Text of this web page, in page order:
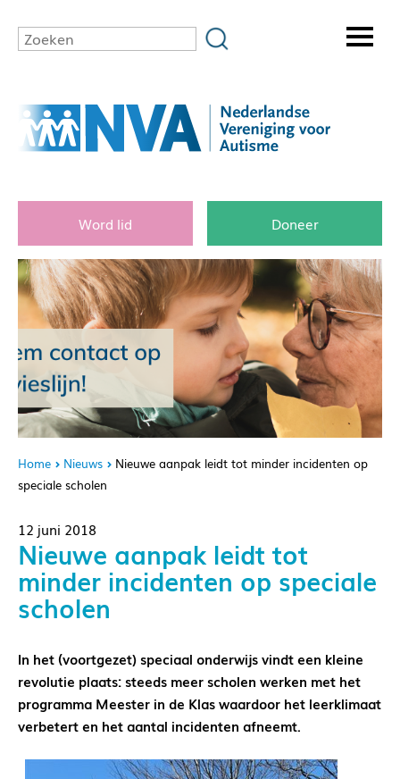
Word lid Doneer
Home Nieuws
Nieuwe aanpak leidt tot minder incidenten op
speciale scholen
12 juni 2018
Nieuwe aanpak leidt tot
minder incidenten op speciale
scholen
In het (voortgezet) speciaal onderwijs vindt een kleine
revolutie plaats: steeds meer scholen werken met het
programma Meester in de Klas waardoor het leerklimaat
verbetert en het aantal incidenten afneemt.